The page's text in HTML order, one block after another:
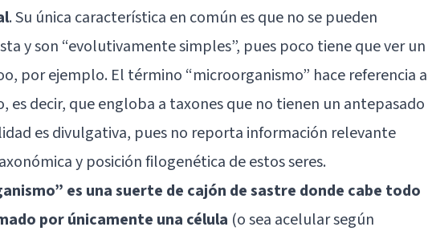
. Su única característica en común es que no se pueden
y son “evolutivamente simples”, pues poco tiene que ver un
por ejemplo. El término “microorganismo” hace referencia a
decir, que engloba a taxones que no tienen un antepasado
es divulgativa, pues no reporta información relevante
y posición filogenética de estos seres.
es una suerte de cajón de sastre donde cabe todo
por únicamente una célula (o sea acelular según